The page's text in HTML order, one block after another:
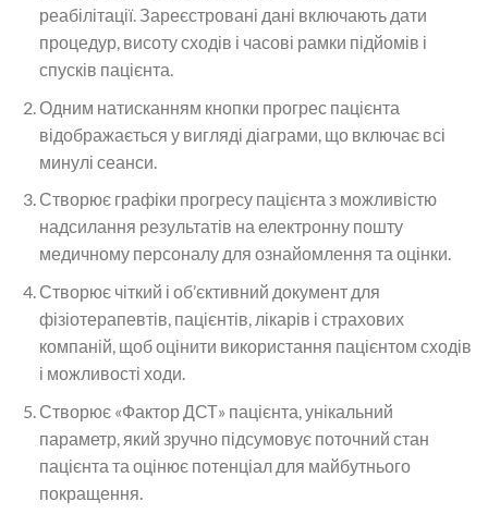
реабілітації. Зареєстровані дані включають дати
процедур, висоту сходів і часові рамки підйомів і
спусків пацієнта.
Одним натисканням кнопки прогрес пацієнта
відображається у вигляді діаграми, що включає всі
минулі сеанси.
Створює графіки прогресу пацієнта з можливістю
надсилання результатів на електронну пошту
медичному персоналу для ознайомлення та оцінки.
Створює чіткий і об’єктивний документ для
фізіотерапевтів, пацієнтів, лікарів і страхових
компаній, щоб оцінити використання пацієнтом сходів
і можливості ходи.
Створює «Фактор ДСТ» пацієнта, унікальний
параметр, який зручно підсумовує поточний стан
пацієнта та оцінює потенціал для майбутнього
покращення.